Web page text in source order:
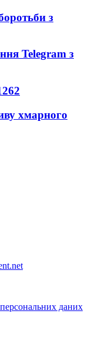
з
Telegram з
хмарного
персональних даних